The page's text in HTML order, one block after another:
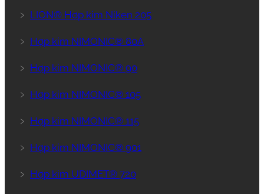
﹥ LION® Hợp kim Niken 205
﹥ Hợp kim NIMONIC® 80A
﹥ Hợp kim NIMONIC® 90
﹥ Hợp kim NIMONIC® 105
﹥ Hợp kim NIMONIC® 115
﹥ Hợp kim NIMONIC® 901
﹥ Hợp kim UDIMET® 720